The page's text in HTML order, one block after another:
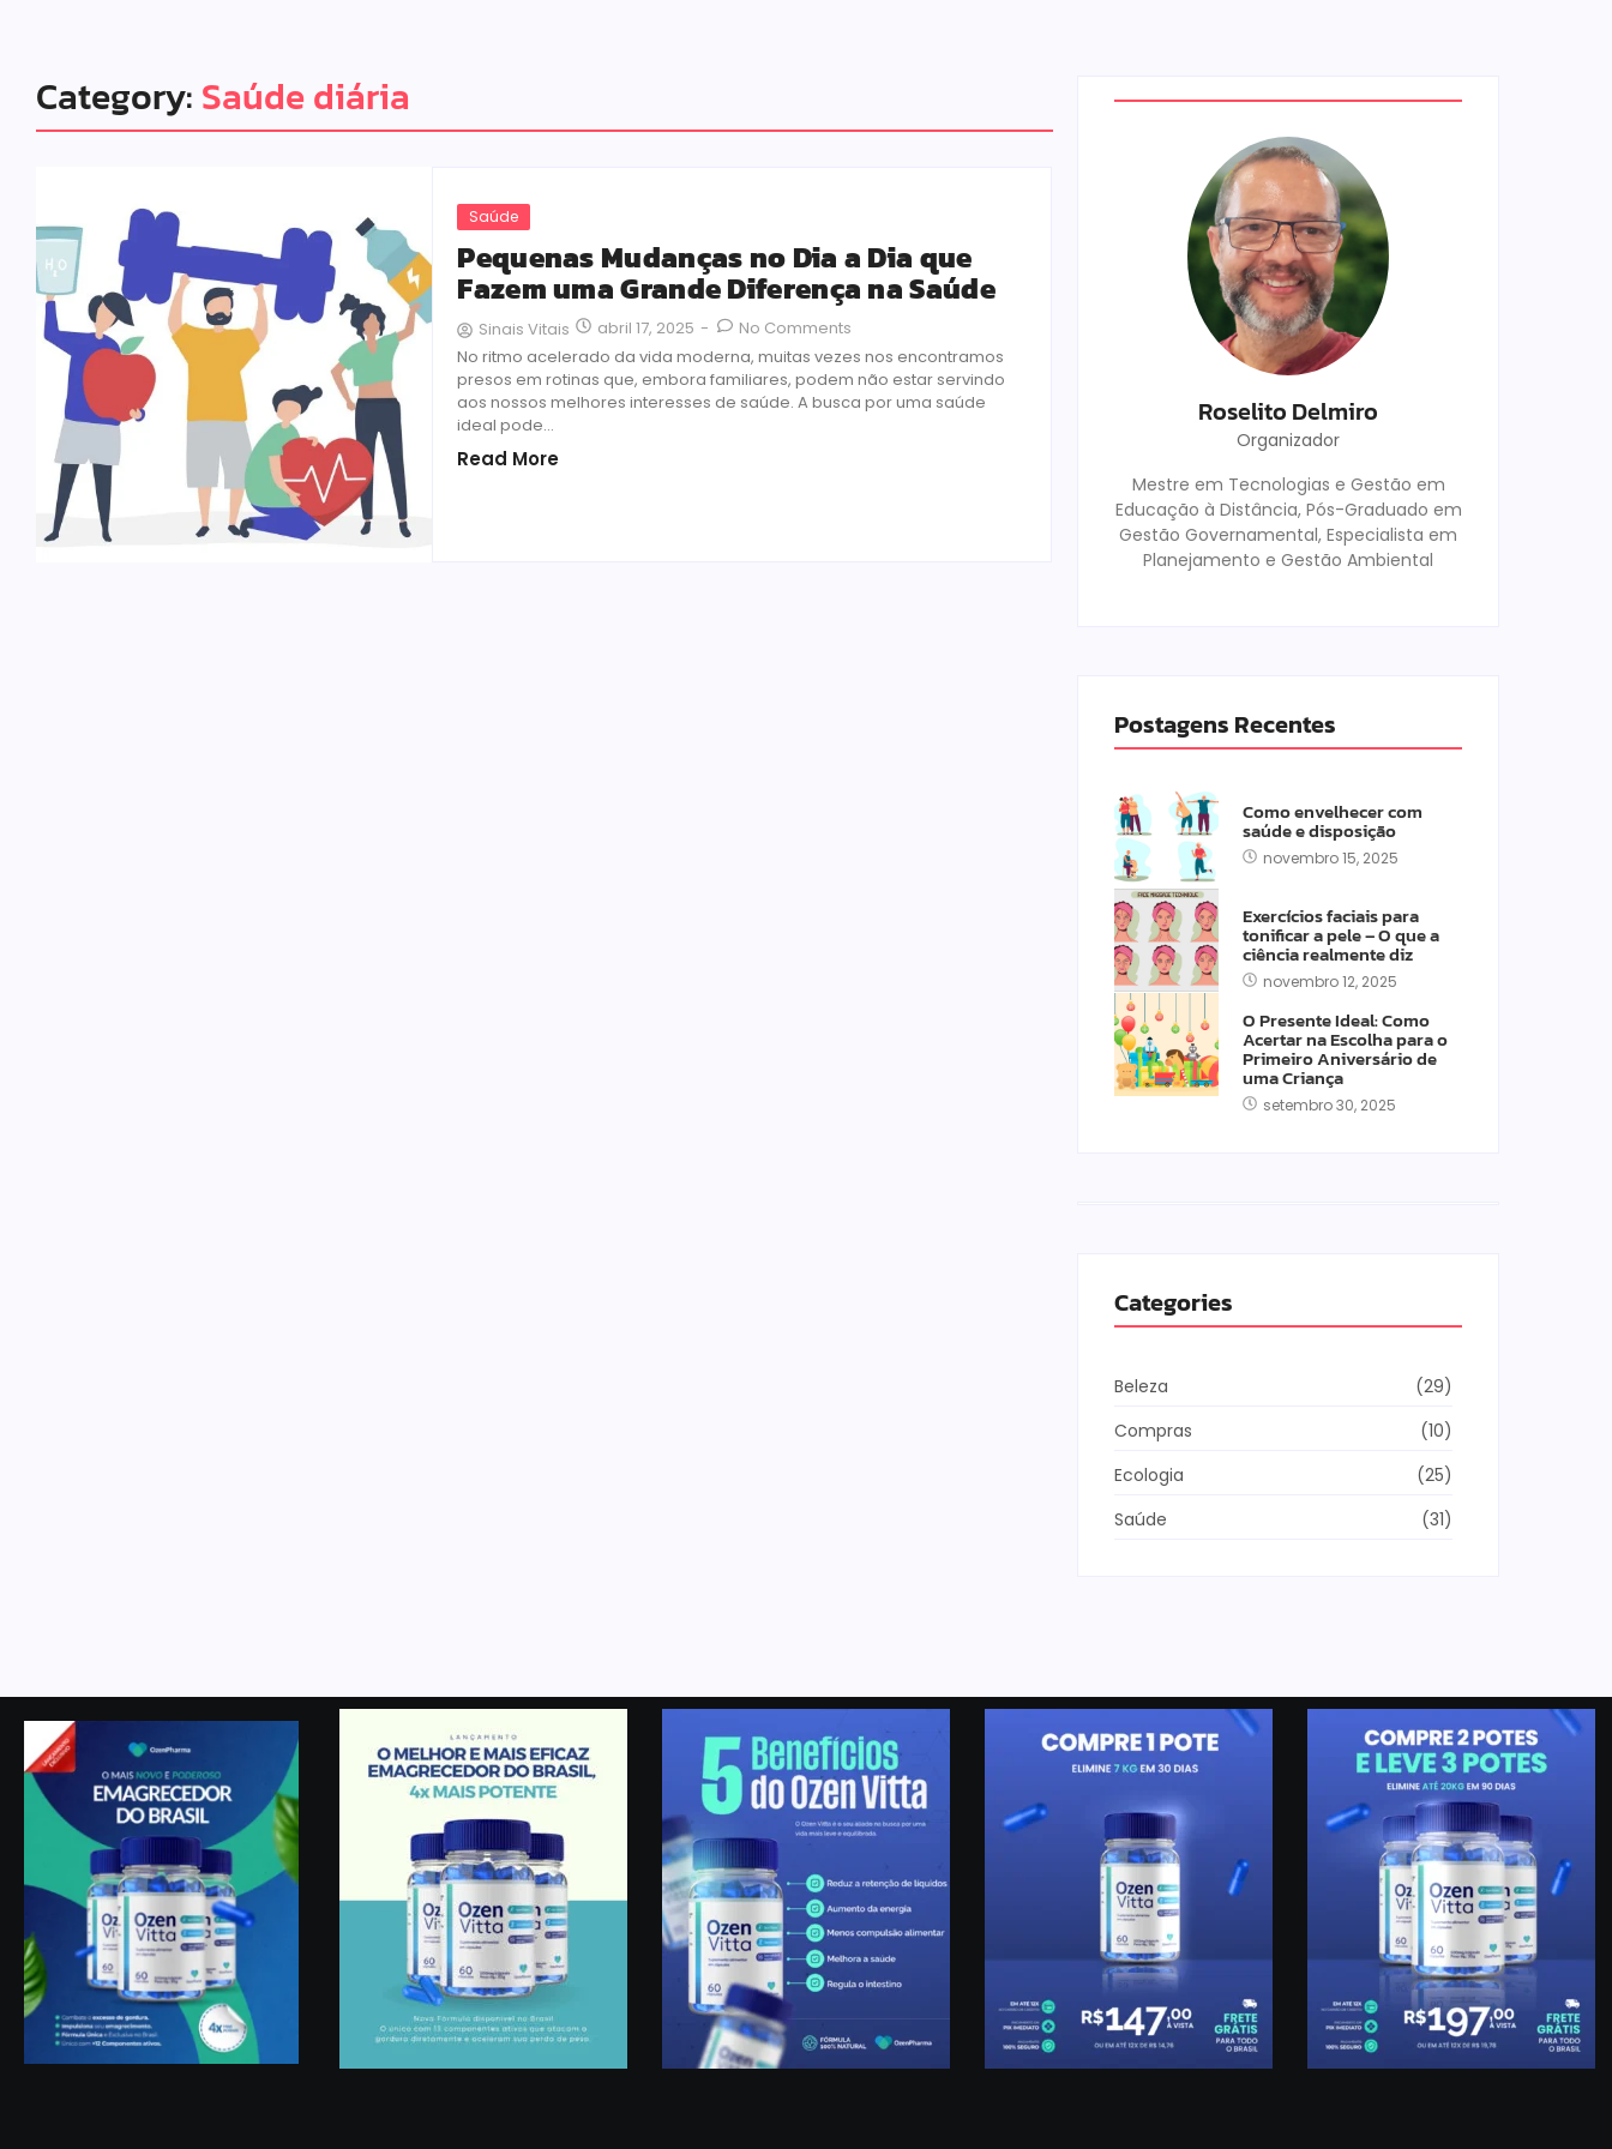
Category: Saúde diária
Saúde
Pequenas Mudanças no Dia a Dia que
Fazem uma Grande Diferença na Saúde
Sinais Vitais abril 17, 2025 -
No Comments
No ritmo acelerado da vida moderna, muitas vezes nos encontramos
presos em rotinas que, embora familiares, podem não estar servindo
aos nossos melhores interesses de saúde. A busca por uma saúde
ideal pode...
Read More
Roselito Delmiro
Organizador
Mestre em Tecnologias e Gestão em
Educação à Distância, Pós-Graduado em
Gestão Governamental, Especialista em
Planejamento e Gestão Ambiental
Postagens Recentes
Como envelhecer com
saúde e disposição
novembro 15, 2025
Exercícios faciais para
tonificar a pele – O que a
ciência realmente diz
novembro 12, 2025
O Presente Ideal: Como
Acertar na Escolha para o
Primeiro Aniversário de
uma Criança
setembro 30, 2025
Categories
Beleza
(29)
Compras
(10)
Ecologia
(25)
Saúde
(31)